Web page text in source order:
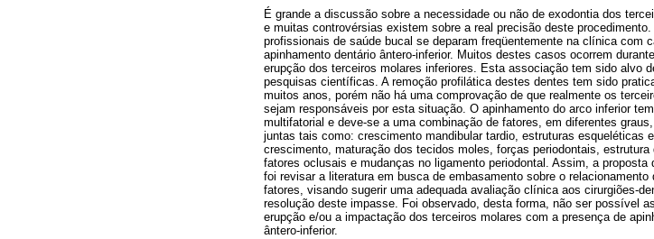
É grande a discussão sobre a necessidade ou não de exodontia dos
e muitas controvérsias existem sobre a real precisão deste procedimento.
profissionais de saúde bucal se deparam freqüentemente na clínica com
apinhamento dentário ântero-inferior. Muitos destes casos ocorrem
erupção dos terceiros molares inferiores. Esta associação tem sido alvo
pesquisas científicas. A remoção profilática destes dentes tem sido
muitos anos, porém não há uma comprovação de que realmente os
sejam responsáveis por esta situação. O apinhamento do arco inferior
multifatorial e deve-se a uma combinação de fatores, em diferentes
juntas tais como: crescimento mandibular tardio, estruturas esqueléticas
crescimento, maturação dos tecidos moles, forças periodontais, estrutura
fatores oclusais e mudanças no ligamento periodontal. Assim, a proposta
foi revisar a literatura em busca de embasamento sobre o relacionamento
fatores, visando sugerir uma adequada avaliação clínica aos cirurgiões-
resolução deste impasse. Foi observado, desta forma, não ser possível
erupção e/ou a impactação dos terceiros molares com a presença de
ântero-inferior.